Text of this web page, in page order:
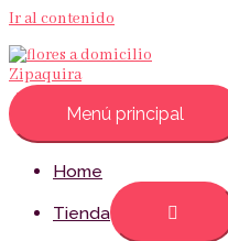
Ir al contenido
Menú principal
Home
Tienda